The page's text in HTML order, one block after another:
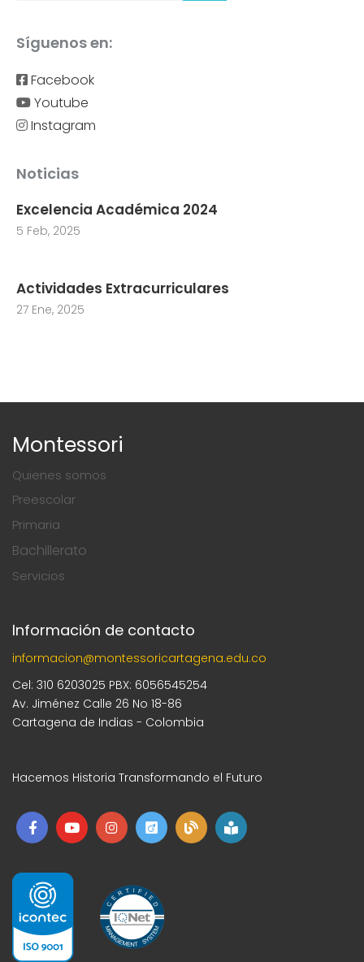
Síguenos en:
Facebook
Youtube
Instagram
Noticias
Excelencia Académica 2024
5 Feb, 2025
Actividades Extracurriculares
27 Ene, 2025
Montessori
Quienes somos
Preescolar
Primaria
Bachillerato
Servicios
Información de contacto
informacion@montessoricartagena.edu.co
Cel: 310 6203025 PBX: 6056545254
Av. Jiménez Calle 26 No 18-86
Cartagena de Indias - Colombia
Hacemos Historia Transformando el Futuro